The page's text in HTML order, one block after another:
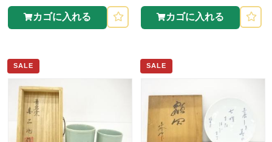
カゴに入れる カゴに入れる
SALE SALE